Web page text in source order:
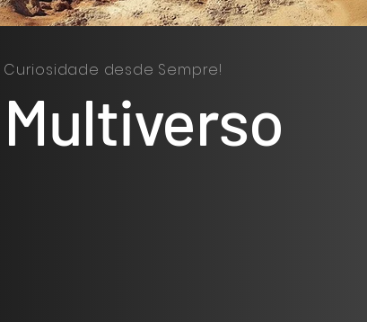
Curiosidade desde Sempre!
Multiverso